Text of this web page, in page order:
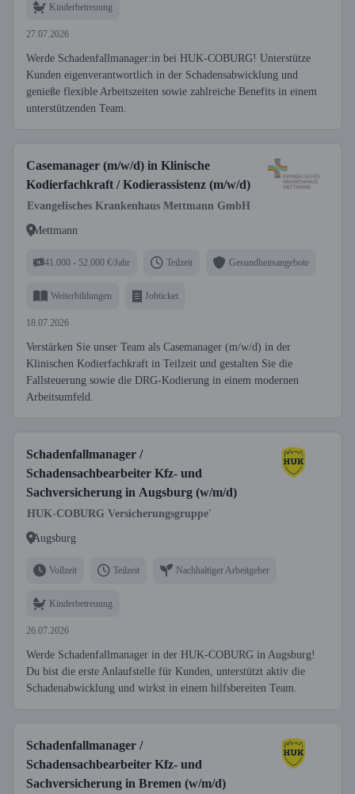
Kinderbetreuung
27.07.2026
Werde Schadenfallmanager:in bei HUK-COBURG! Unterstütze
Kunden eigenverantwortlich in der Schadensabwicklung und
genieße flexible Arbeitszeiten sowie zahlreiche Benefits in einem
unterstützenden Team.
Casemanager (m/w/d) in Klinische
Kodierfachkraft / Kodierassistenz (m/w/d)
Evangelisches Krankenhaus Mettmann GmbH
Mettmann
41.000 - 52.000 €/Jahr Teilzeit Gesundheitsangebote
Weiterbildungen Jobticket
18.07.2026
Verstärken Sie unser Team als Casemanager (m/w/d) in der
Klinischen Kodierfachkraft in Teilzeit und gestalten Sie die
Fallsteuerung sowie die DRG-Kodierung in einem modernen
Arbeitsumfeld.
Schadenfallmanager /
Schadensachbearbeiter Kfz- und
Sachversicherung in Augsburg (w/m/d)
HUK-COBURG Versicherungsgruppe'
Augsburg
Vollzeit Teilzeit Nachhaltiger Arbeitgeber
Kinderbetreuung
26.07.2026
Werde Schadenfallmanager in der HUK-COBURG in Augsburg!
Du bist die erste Anlaufstelle für Kunden, unterstützt aktiv die
Schadenabwicklung und wirkst in einem hilfsbereiten Team.
Schadenfallmanager /
Schadensachbearbeiter Kfz- und
Sachversicherung in Bremen (w/m/d)